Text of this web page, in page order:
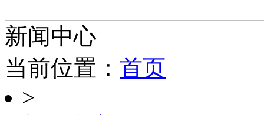
新闻中心
当前位置： 首页
>